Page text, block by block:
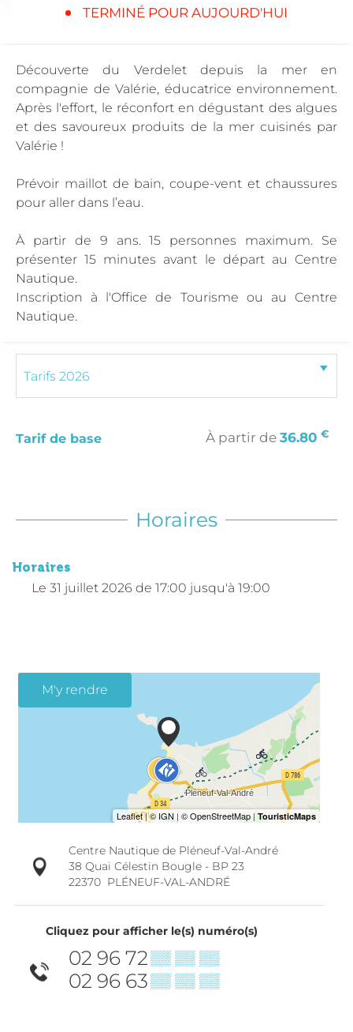
TERMINÉ POUR AUJOURD'HUI
Découverte du Verdelet depuis la mer en
compagnie de Valérie, éducatrice environnement.
Après l'effort, le réconfort en dégustant des algues
et des savoureux produits de la mer cuisinés par
Valérie !
Prévoir maillot de bain, coupe-vent et chaussures
pour aller dans l’eau.
À partir de 9 ans. 15 personnes maximum. Se
présenter 15 minutes avant le départ au Centre
Nautique.
Inscription à l'Office de Tourisme ou au Centre
Nautique.
Tarif de base À partir de 36.80 €
Horaires
Horaires
Le 31 juillet 2026 de 17:00 jusqu'à 19:00
M'y rendre
Centre Nautique de Pléneuf-Val-André
38 Quai Célestin Bougle - BP 23
22370 PLÉNEUF-VAL-ANDRÉ
Cliquez pour afficher le(s) numéro(s)
02 96 72▒▒ ▒▒ ▒▒
02 96 63▒▒ ▒▒ ▒▒